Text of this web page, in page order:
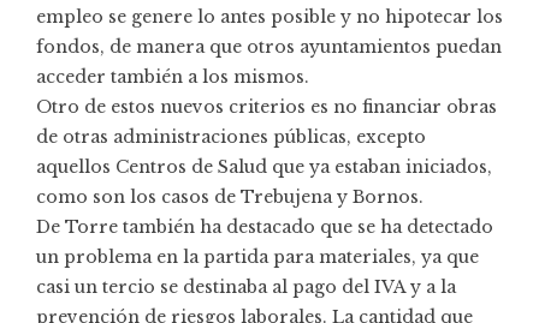
empleo se genere lo antes posible y no hipotecar los
fondos, de manera que otros ayuntamientos puedan
acceder también a los mismos.
Otro de estos nuevos criterios es no financiar obras
de otras administraciones públicas, excepto
aquellos Centros de Salud que ya estaban iniciados,
como son los casos de Trebujena y Bornos.
De Torre también ha destacado que se ha detectado
un problema en la partida para materiales, ya que
casi un tercio se destinaba al pago del IVA y a la
prevención de riesgos laborales. La cantidad que